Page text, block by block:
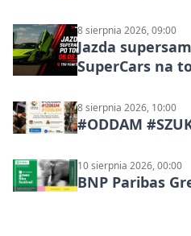
8 sierpnia 2026, 09:00
Jazda
SuperCars na
8 sierpnia 2026, 10:00
#ODDAM
10 sierpnia 2026, 00:00
BNP Paribas